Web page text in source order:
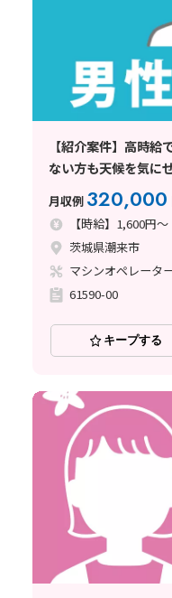
【紹介案件】高時
ない方も天候を気に
も会社が負担するの
月収例 320,000
【時給】1,600円～
茨城県潮来市
マシンオペレータ
61590-00
キープする